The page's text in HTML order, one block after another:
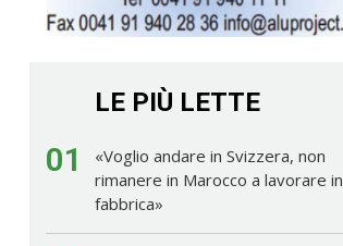
LE PIÙ LETTE
01
«Voglio andare in Svizzera, non
rimanere in Marocco a lavorare in
fabbrica»